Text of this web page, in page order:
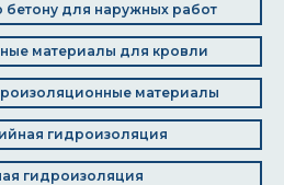
для наружных работ
материалы для кровли
материалы
гидроизоляция
гидроизоляция